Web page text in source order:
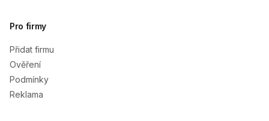
Pro firmy
Přidat firmu
Ověření
Podmínky
Reklama